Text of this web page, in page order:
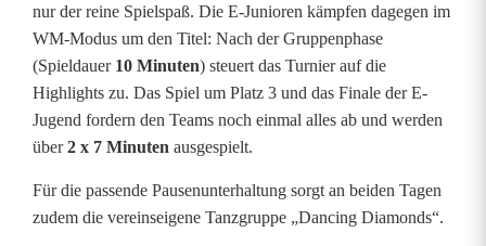
t
e
i
n
:
E
nur der reine Spielspaß. Die E-Junioren kämpfen dagegen im
WM-Modus um den Titel: Nach der Gruppenphase
(Spieldauer 10 Minuten) steuert das Turnier auf die
Highlights zu. Das Spiel um Platz 3 und das Finale der E-
Jugend fordern den Teams noch einmal alles ab und werden
über2 x 7 Minuten ausgespielt.
Für die passende Pausenunterhaltung sorgt an beiden Tagen
zudem die vereinseigene Tanzgruppe „Dancing Diamonds“.